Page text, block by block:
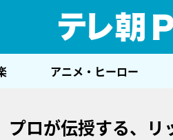
アニメ・ヒーロー
ロが伝授する、リ